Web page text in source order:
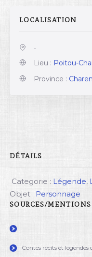
LOCALISATION
-
Lieu : Poitou-
Province :
DÉTAILS
Categorie : Légende,
Objet : Personnage
SOURCES/MENTIONS
Contes recits et legendes